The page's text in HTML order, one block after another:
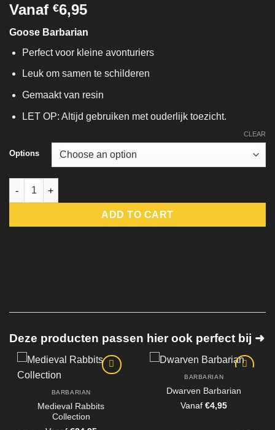
Vanaf €6,95
Goose Barbarian
Perfect voor kleine avonturiers
Leuk om samen te schilderen
Gemaakt van resin
LET OP: Altijd gebruiken met ouderlijk toezicht.
Options
CLEAR
Goose Barbarian quantity
ADD TO CART
Deze producten passen hier ook perfect bij ➜
BARBARIAN
Medieval Rabbits
Collection
BARBARIAN
Dwarven Barbarian
Vanaf€4,95